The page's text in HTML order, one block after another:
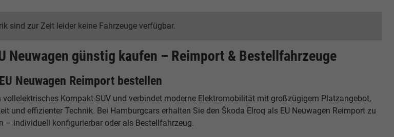
sind zur Zeit leider keine Fahrzeuge verfügbar.
Neuwagen günstig kaufen – Reimport & Bestellfahrzeuge
Neuwagen Reimport bestellen
vollelektrisches Kompakt-SUV und verbindet moderne Elektromobilität mit großzügigem Platzangebot,
und effizienter Technik. Bei Hamburgcars erhalten Sie den Škoda Elroq als EU Neuwagen Reimport zu
– individuell konfigurierbar oder als Bestellfahrzeug.